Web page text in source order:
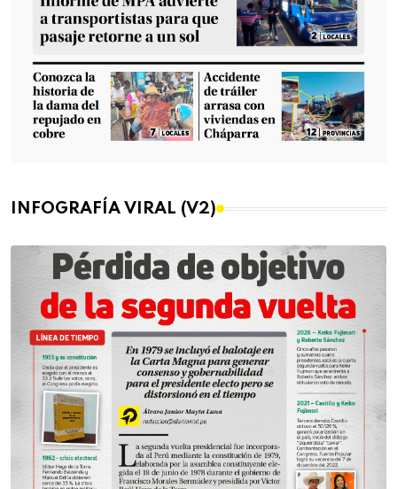
INFOGRAFÍA VIRAL (V2)